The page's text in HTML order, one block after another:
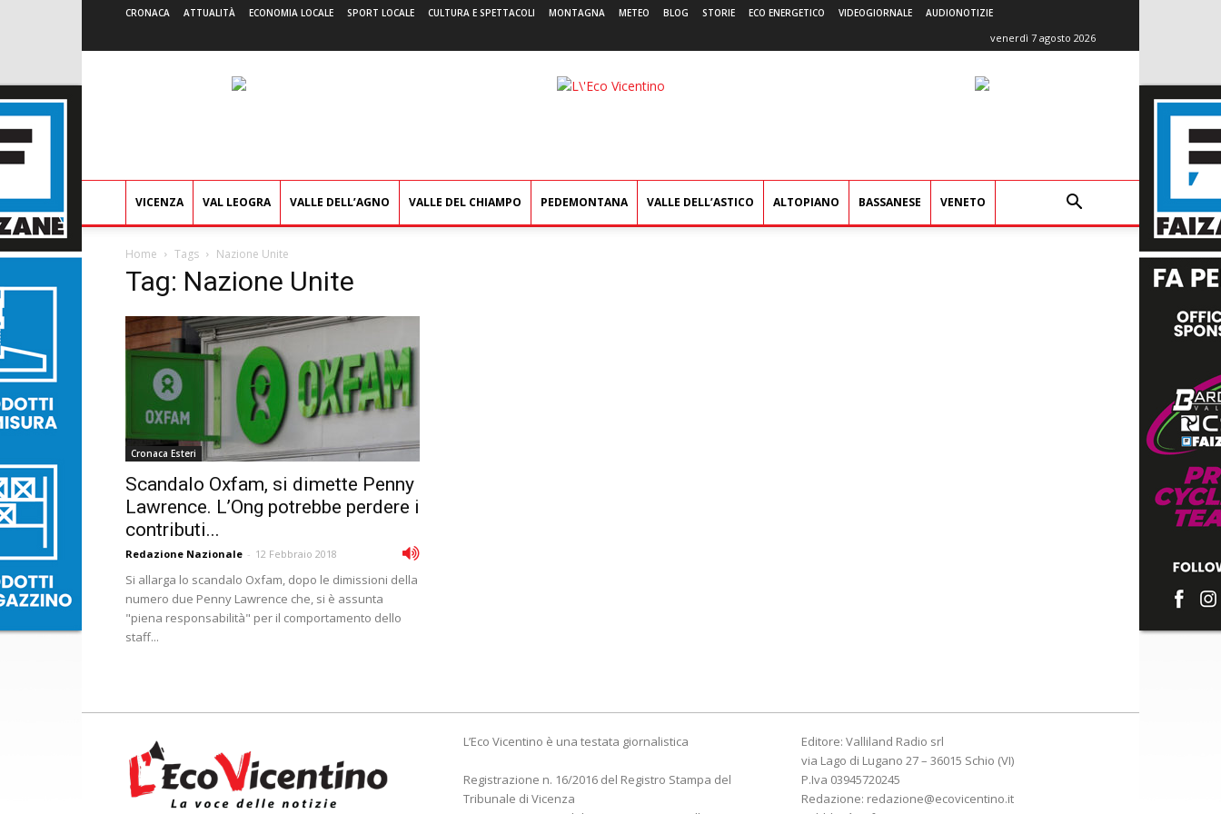
CRONACA ATTUALITÀ ECONOMIA LOCALE SPORT LOCALE CULTURA E SPETTACOLI MONTAGNA METEO BLOG STORIE ECO ENERGETICO VIDEOGIORNALE AUDIONOTIZIE
venerdì 7 agosto 2026
L'Eco
VICENZA VAL LEOGRA VALLE DELL’AGNO VALLE DEL CHIAMPO PEDEMONTANA VALLE DELL’ASTICO ALTOPIANO BASSANESE VENETO
Home Tags Nazione Unite
Tag: Nazione Unite
Cronaca Esteri
Scandalo Oxfam, si dimette Penny
Lawrence. L’Ong potrebbe perdere i
contributi...
Redazione Nazionale - 12 Febbraio 2018
Si allarga lo scandalo Oxfam, dopo le dimissioni della
numero due Penny Lawrence che, si è assunta
"piena responsabilità" per il comportamento dello
staff...
L’Eco Vicentino è una testata giornalistica
Registrazione n. 16/2016 del Registro Stampa del
Tribunale di Vicenza
Editore: Valliland Radio srl
via Lago di Lugano 27 – 36015 Schio (VI)
P.Iva 03945720245
Redazione: redazione@ecovicentino.it